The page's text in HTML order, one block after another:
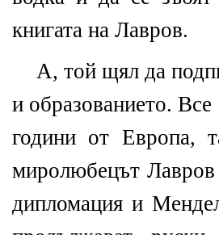
книгата на Лавров.
А, той щял да
и образованието.
години от Европа,
миролюбецът
дипломация и